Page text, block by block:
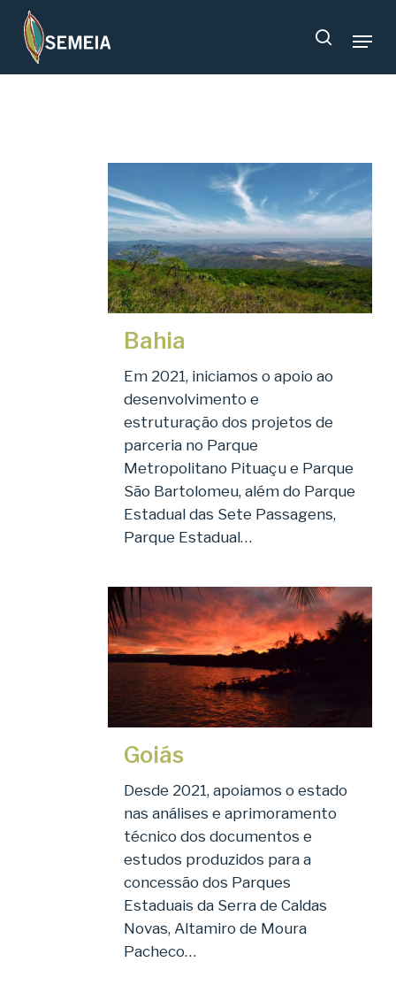
Skip
main
content
Menu
Bahia
Em 2021, iniciamos o apoio ao
desenvolvimento e
estruturação dos projetos de
parceria no Parque
Metropolitano Pituaçu e Parque
São Bartolomeu, além do Parque
Estadual das Sete Passagens,
Parque Estadual…
Goiás
Desde 2021, apoiamos o estado
nas análises e aprimoramento
técnico dos documentos e
estudos produzidos para a
concessão dos Parques
Estaduais da Serra de Caldas
Novas, Altamiro de Moura
Pacheco…